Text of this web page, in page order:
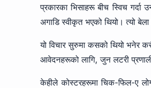
प्रकारका भिसाहरू बीच स्विच गर्दा
अगाडि स्वीकृत भएको थियो। त्यो
यो विचार सुरुमा कसको थियो भनेर
आवेदनहरूको लागि, जुन लटरी
केहीले कोस्टरहरूमा चिक-फिल-ए